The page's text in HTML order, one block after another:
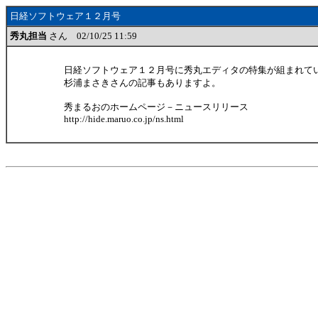
日経ソフトウェア１２月号
秀丸担当 さん 02/10/25 11:59
日経ソフトウェア１２月号に秀丸エディタの特集が組まれて
杉浦まさきさんの記事もありますよ。
秀まるおのホームページ－ニュースリリース
http://hide.maruo.co.jp/ns.html